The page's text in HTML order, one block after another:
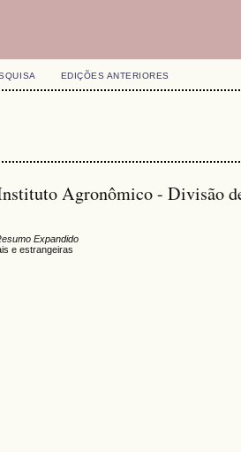
EDIÇÕES ANTERIORES
Agronômico - Divisão
Expandido
e estrangeiras